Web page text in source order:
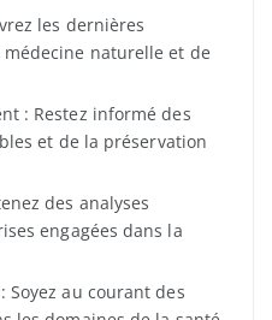
les dernières
naturelle et de
: Restez informé des
et de la préservation
des analyses
engagées dans la
Soyez au courant des